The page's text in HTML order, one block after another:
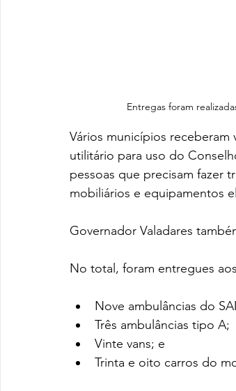
Entregas foram
Vários municípios
utilitário para uso do
pessoas que precisam fazer
mobiliários e equipamentos
Governador Valadares
No total, foram entregues
Nove ambulâncias do
Três ambulâncias tipo A;
Vinte vans; e
Trinta e oito carros do